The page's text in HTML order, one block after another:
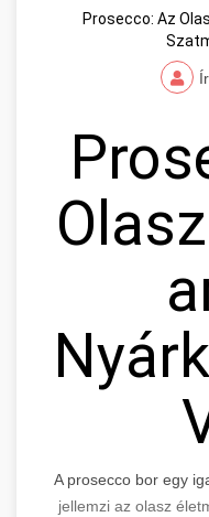
Prosecco: Az
A prosecco bor egy
jellemzi az olasz